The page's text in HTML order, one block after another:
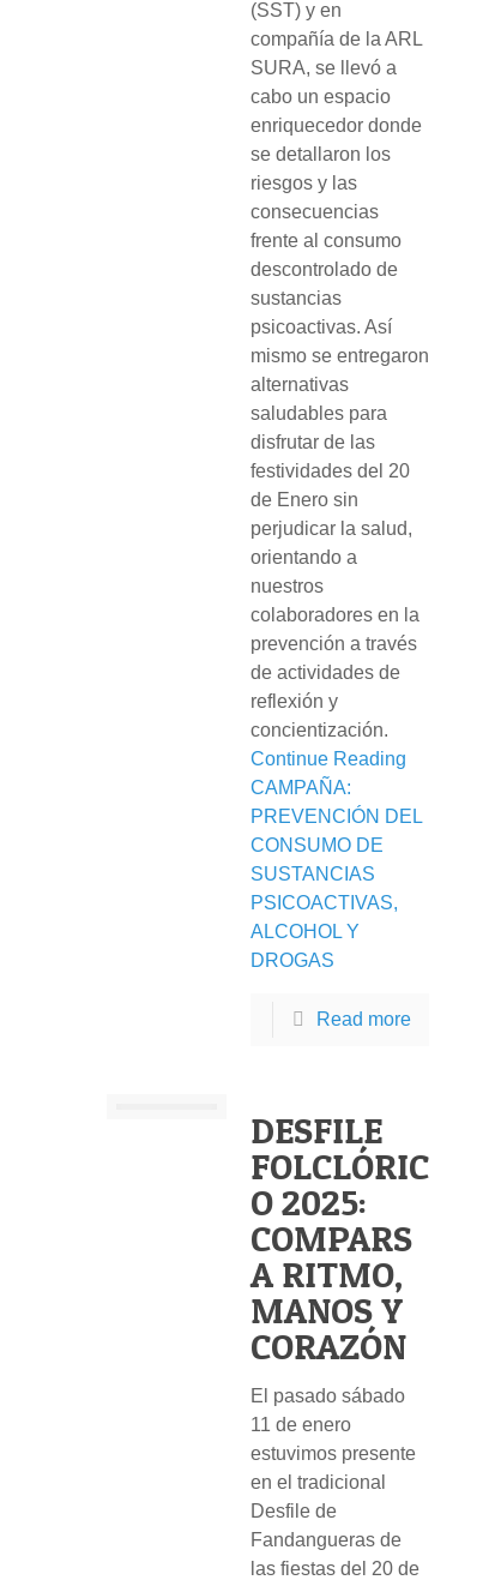
(SST) y en
compañía de la ARL
SURA, se llevó a
cabo un espacio
enriquecedor donde
se detallaron los
riesgos y las
consecuencias
frente al consumo
descontrolado de
sustancias
psicoactivas. Así
mismo se entregaron
alternativas
saludables para
disfrutar de las
festividades del 20
de Enero sin
perjudicar la salud,
orientando a
nuestros
colaboradores en la
prevención a través
de actividades de
reflexión y
concientización.
Continue Reading
CAMPAÑA:
PREVENCIÓN DEL
CONSUMO DE
SUSTANCIAS
PSICOACTIVAS,
ALCOHOL Y
DROGAS
Read more
DESFILE
FOLCLÓRIC
O 2025:
COMPARS
A RITMO,
MANOS Y
CORAZÓN
El pasado sábado
11 de enero
estuvimos presente
en el tradicional
Desfile de
Fandangueras de
las fiestas del 20 de